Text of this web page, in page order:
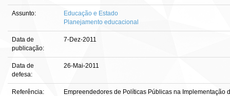
Assunto:
Educação e Estado
Planejamento educacional
Data de
publicação:
7-Dez-2011
Data de
defesa:
26-Mai-2011
Referência:
Empreendedores de Políticas Públicas na Implementação